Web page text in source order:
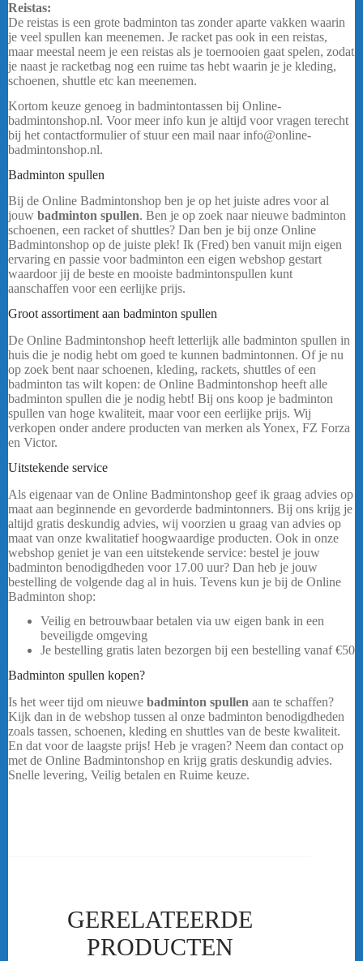
Reistas:
De reistas is een grote badminton tas zonder aparte vakken waarin
je veel spullen kan meenemen. Je racket pas ook in een reistas,
maar meestal neem je een reistas als je toernooien gaat spelen, zodat
je naast je racketbag nog een ruime tas hebt waarin je je kleding,
schoenen, shuttle etc kan meenemen.
Kortom keuze genoeg in badmintontassen bij Online-
badmintonshop.nl. Voor meer info kun je altijd voor vragen terecht
bij het contactformulier of stuur een mail naar info@online-
badmintonshop.nl.
Badminton spullen
Bij de Online Badmintonshop ben je op het juiste adres voor al
jouw badminton spullen. Ben je op zoek naar nieuwe badminton
schoenen, een racket of shuttles? Dan ben je bij onze Online
Badmintonshop op de juiste plek! Ik (Fred) ben vanuit mijn eigen
ervaring en passie voor badminton een eigen webshop gestart
waardoor jij de beste en mooiste badmintonspullen kunt
aanschaffen voor een eerlijke prijs.
Groot assortiment aan badminton spullen
De Online Badmintonshop heeft letterlijk alle badminton spullen in
huis die je nodig hebt om goed te kunnen badmintonnen. Of je nu
op zoek bent naar schoenen, kleding, rackets, shuttles of een
badminton tas wilt kopen: de Online Badmintonshop heeft alle
badminton spullen die je nodig hebt! Bij ons koop je badminton
spullen van hoge kwaliteit, maar voor een eerlijke prijs. Wij
verkopen onder andere producten van merken als Yonex, FZ Forza
en Victor.
Uitstekende service
Als eigenaar van de Online Badmintonshop geef ik graag advies op
maat aan beginnende en gevorderde badmintonners. Bij ons krijg je
altijd gratis deskundig advies, wij voorzien u graag van advies op
maat van onze kwalitatief hoogwaardige producten. Ook in onze
webshop geniet je van een uitstekende service: bestel je jouw
badminton benodigdheden voor 17.00 uur? Dan heb je jouw
bestelling de volgende dag al in huis. Tevens kun je bij de Online
Badminton shop:
Veilig en betrouwbaar betalen via uw eigen bank in een
beveiligde omgeving
Je bestelling gratis laten bezorgen bij een bestelling vanaf€50
Badminton spullen kopen?
Is het weer tijd om nieuwe badminton spullen aan te schaffen?
Kijk dan in de webshop tussen al onze badminton benodigdheden
zoals tassen, schoenen, kleding en shuttles van de beste kwaliteit.
En dat voor de laagste prijs! Heb je vragen? Neem dan contact op
met de Online Badmintonshop en krijg gratis deskundig advies.
Snelle levering, Veilig betalen en Ruime keuze.
GERELATEERDE
PRODUCTEN